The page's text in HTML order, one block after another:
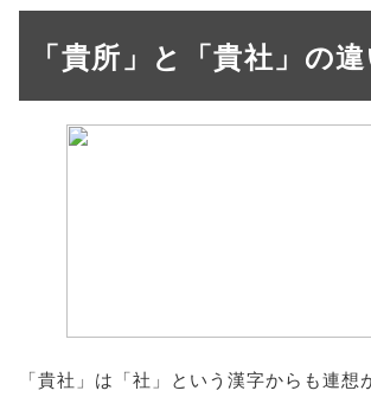
「貴所」と「貴社」の
「貴社」は「社」という漢字からも連想